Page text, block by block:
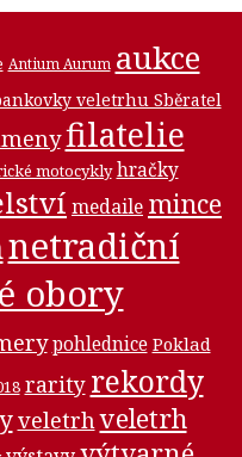
Antium Aurum aukce
veletrhu Sběratel
filatelie
motocykly hračky
medaile mince
netradiční
obory
pohlednice Poklad
rarity rekordy
veletrhveletrh